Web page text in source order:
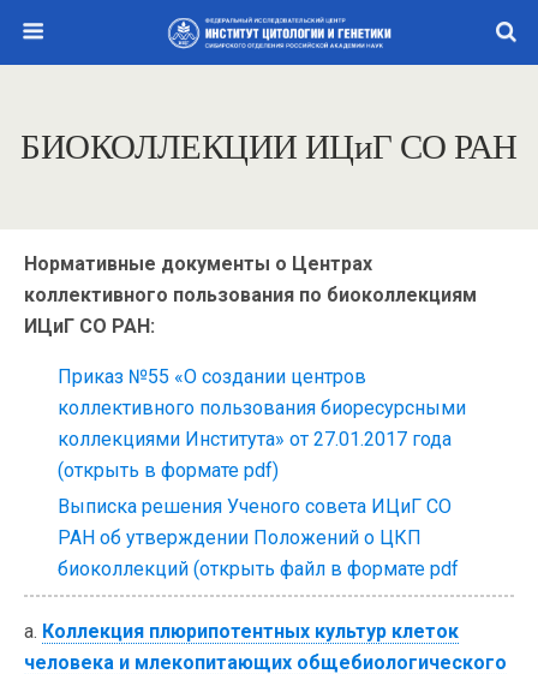
БИОКОЛЛЕКЦИИ ИЦиГ СО РАН
Нормативные документы о Центрах
коллективного пользования по биоколлекциям
ИЦиГ СО РАН:
Приказ №55 «О создании центров
коллективного пользования биоресурсными
коллекциями Института» от 27.01.2017 года
(открыть в формате pdf)
Выписка решения Ученого совета ИЦиГ СО
РАН об утверждении Положений о ЦКП
биоколлекций (открыть файл в формате pdf
a. Коллекция плюрипотентных культур клеток
человека и млекопитающих общебиологического